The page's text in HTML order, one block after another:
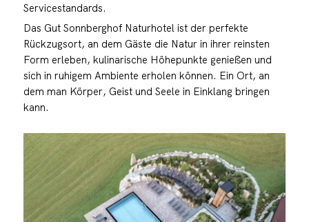
Servicestandards.
Das Gut Sonnberghof Naturhotel ist der perfekte
Rückzugsort, an dem Gäste die Natur in ihrer reinsten
Form erleben, kulinarische Höhepunkte genießen und
sich in ruhigem Ambiente erholen können. Ein Ort, an
dem man Körper, Geist und Seele in Einklang bringen
kann.